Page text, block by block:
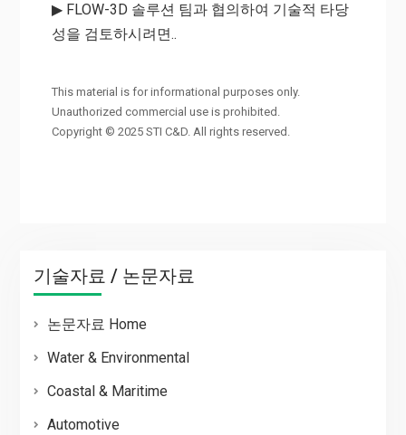
▶ FLOW-3D 솔루션 팀과 협의하여 기술적 타당
성을 검토하시려면..
This material is for informational purposes only.
Unauthorized commercial use is prohibited.
Copyright © 2025 STI C&D. All rights reserved.
기술자료 / 논문자료
논문자료 Home
Water & Environmental
Coastal & Maritime
Automotive